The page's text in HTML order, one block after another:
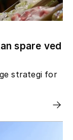
spare ved
strategi for